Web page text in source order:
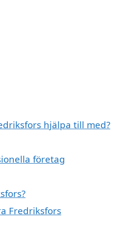
hjälpa till med?
företag
Fredriksfors